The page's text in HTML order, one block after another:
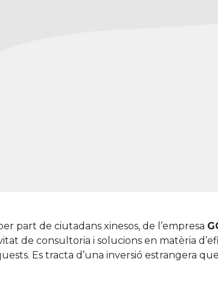
part de ciutadans xinesos, de l’empresa
de consultoria i solucions en matèria
Es tracta d’una inversió estrangera